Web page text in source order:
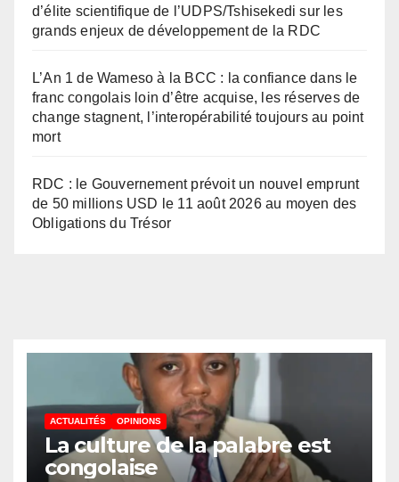
d’élite scientifique de l’UDPS/Tshisekedi sur les
grands enjeux de développement de la RDC
L’An 1 de Wameso à la BCC : la confiance dans le
franc congolais loin d’être acquise, les réserves de
change stagnent, l’interopérabilité toujours au point
mort
RDC : le Gouvernement prévoit un nouvel emprunt
de 50 millions USD le 11 août 2026 au moyen des
Obligations du Trésor
ACTUALITÉS OPINIONS
La culture de la palabre est
congolaise